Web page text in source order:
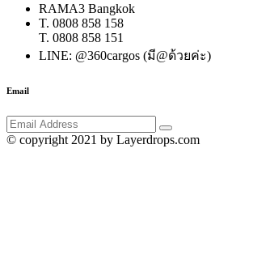
RAMA3 Bangkok
T. 0808 858 158
T. 0808 858 151
LINE: @360cargos (มี@ด้วยค่ะ)
Email
© copyright 2021 by Layerdrops.com